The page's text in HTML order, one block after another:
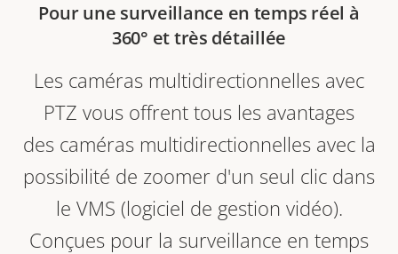
Pour une surveillance en temps réel à
360° et très détaillée
Les caméras multidirectionnelles avec
PTZ vous offrent tous les avantages
des caméras multidirectionnelles avec la
possibilité de zoomer d'un seul clic dans
le VMS (logiciel de gestion vidéo).
Conçues pour la surveillance en temps